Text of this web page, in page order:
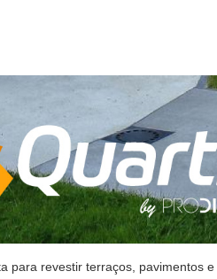
para revestir terraços, pavimentos